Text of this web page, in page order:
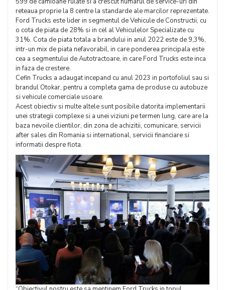
reteaua proprie la 8 centre la standarde ale marcilor reprezentate.
Ford Trucks este lider in segmentul de Vehicule de Constructii, cu
o cota de piata de 28% si in cel al Vehiculelor Specializate cu
31%. Cota de piata totala a brandului in anul 2022 este de 9,3%,
intr-un mix de piata nefavorabil, in care ponderea principala este
cea a segmentului de Autotractoare, in care Ford Trucks este inca
in faza de crestere.
Cefin Trucks a adaugat incepand cu anul 2023 in portofoliul sau si
brandul Otokar, pentru a completa gama de produse cu autobuze
si vehicule comerciale usoare.
Acest obiectiv si multe altele sunt posibile datorita implementarii
unei strategii complexe si a unei viziuni pe termen lung, care are la
baza nevoile clientilor, din zona de achizitii, comunicare, servicii
after sales din Romania si international, servicii financiare si
informatii despre flota.